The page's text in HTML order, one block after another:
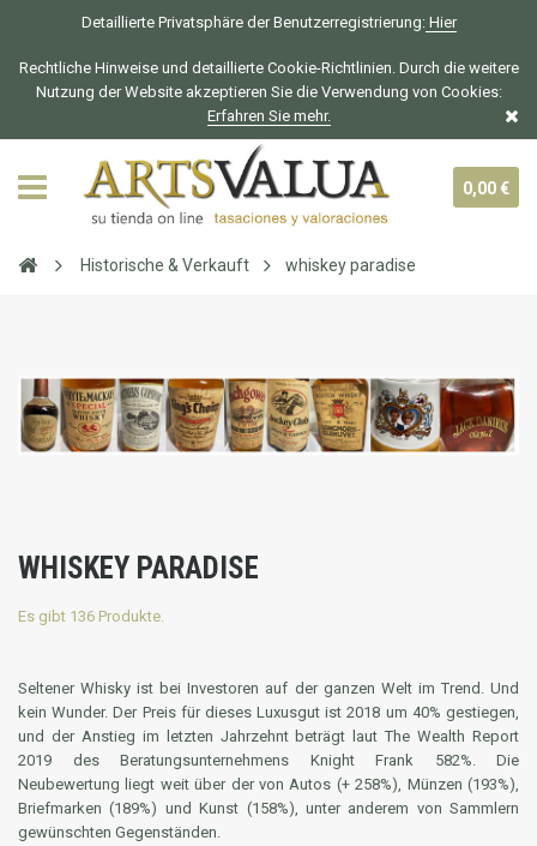
Detaillierte Privatsphäre der Benutzerregistrierung:Hier
Rechtliche Hinweise und detaillierte Cookie-Richtlinien. Durch die weitere
Nutzung der Website akzeptieren Sie die Verwendung von Cookies:
Erfahren Sie mehr.
0,00 €
Historische & Verkauft whiskey paradise
WHISKEY PARADISE
Es gibt 136 Produkte.
Seltener Whisky ist bei Investoren auf der ganzen Welt im Trend. Und
kein Wunder. Der Preis für dieses Luxusgut ist 2018 um 40% gestiegen,
und der Anstieg im letzten Jahrzehnt beträgt laut The Wealth Report
2019 des Beratungsunternehmens Knight Frank 582%.
Die
Neubewertung liegt weit über der von Autos (+ 258%), Münzen (193%),
Briefmarken (189%) und Kunst (158%), unter anderem von Sammlern
gewünschten Gegenständen.